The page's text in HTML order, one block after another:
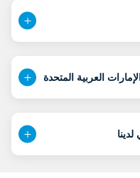
العربية المتحدة